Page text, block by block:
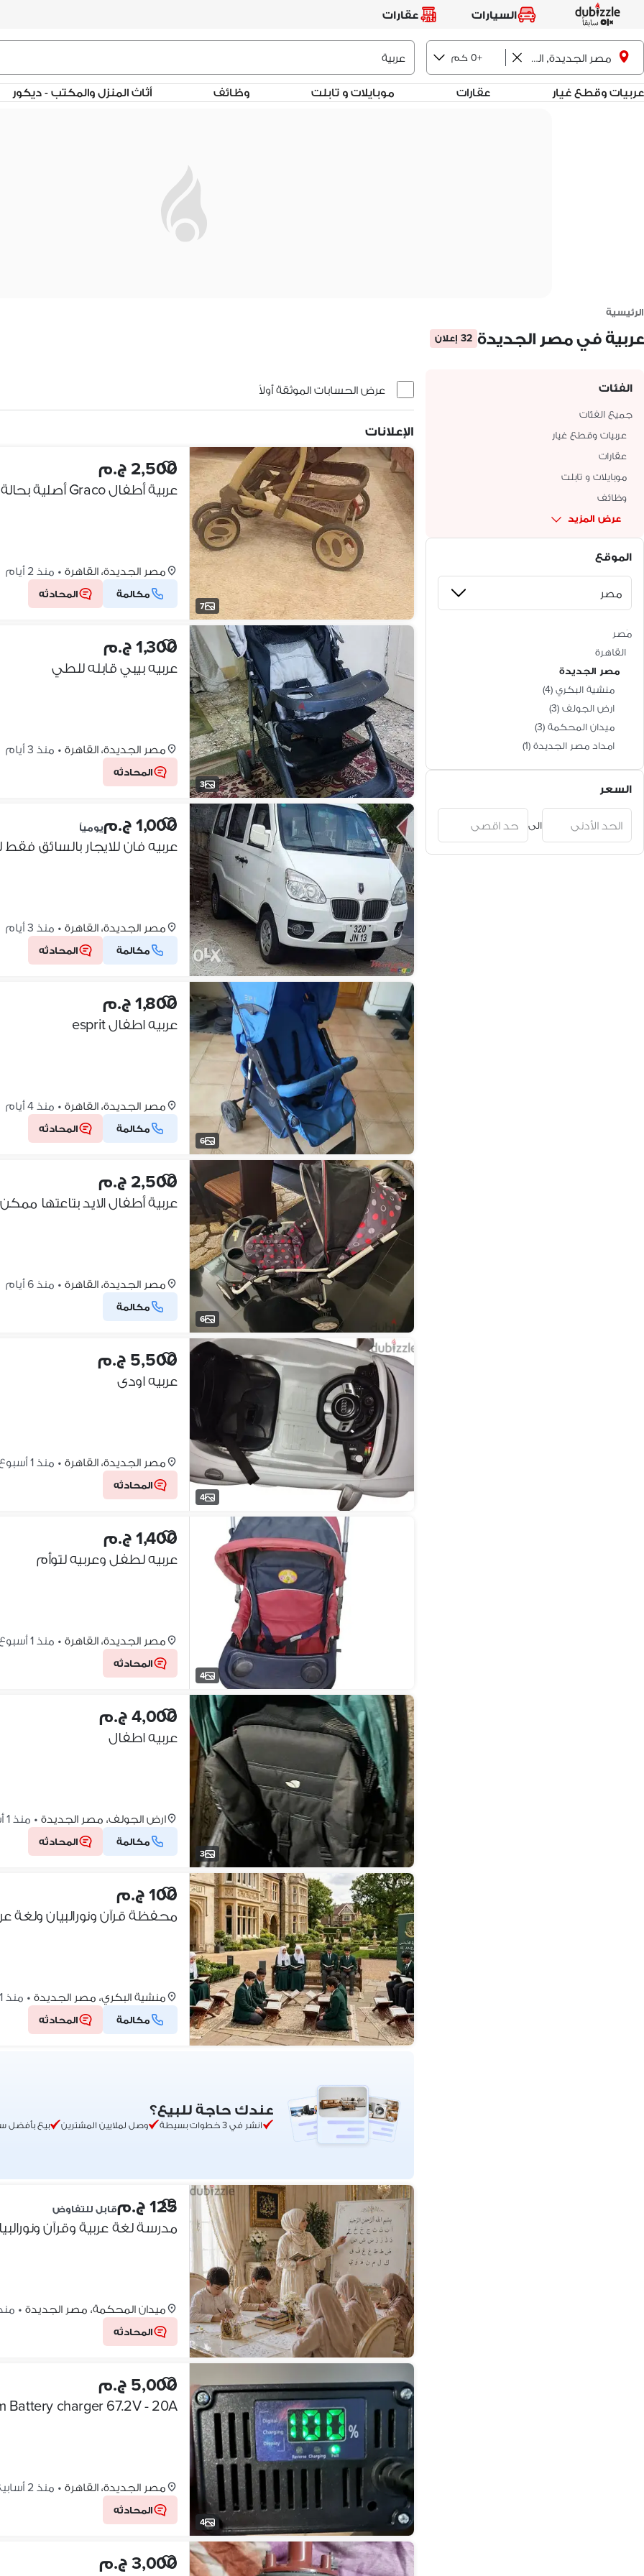
السيارات عقارات
مصر الجديدة, القاهرة +0 كم
عربيات وقطع غيار عقارات موبايلات و تابلت وظائف أثاث المنزل والمكتب - ديكور
الرئيسية
عربية في مصر الجديدة 32 إعلان
الفئات
جميع الفئات
عربيات وقطع غيار
عقارات
موبايلات و تابلت
وظائف
عرض المزيد
الموقع
مَصر
القاهرة
مصر الجديدة
منشية البكري (
4
)
ارض الجولف (
3
)
ميدان المحكمة (
3
)
امداد مصر الجديدة (
1
)
السعر
الى
عرض الحسابات الموثقة أولاً
الإعلانات
7
2,500 ج.م
عربية أطفال Graco أصلية بحالة ممتازة
مصر الجديدة، القاهرة • منذ 2 أيام
مكالمة المحادثه
3
1,300 ج.م
عربيه بيبي قابله للطي
مصر الجديدة، القاهرة • منذ 3 أيام
المحادثه
1,000 ج.م يومياً
عربيه فان للايجار بالسائق
مصر الجديدة، القاهرة • منذ 3 أيام
مكالمة المحادثه
6
1,800 ج.م
عربيه اطفال esprit
مصر الجديدة، القاهرة • منذ 4 أيام
مكالمة المحادثه
6
2,500 ج.م
عربية أطفال الايد بتاعتها ممكن تنعكس و ٣
مصر الجديدة، القاهرة • منذ 6 أيام
مكالمة
4
5,500 ج.م
عربيه اودى
مصر الجديدة، القاهرة • منذ 1 أسبوع
المحادثه
4
1,400 ج.م
عربيه لطفل وعربيه لتوأم
مصر الجديدة، القاهرة • منذ 1 أسبوع
المحادثه
3
4,000 ج.م
عربيه اطفال
ارض الجولف، مصر الجديدة • منذ 1 أسبوع
مكالمة المحادثه
100 ج.م
محفظة قرآن ونورالبيان ولغة
منشية البكري، مصر الجديدة • منذ 1 أسبوع
مكالمة المحادثه
عندك حاجة للبيع؟
انشر في 3 خطوات بسيطة وصل لملايين المشترين بيع بأفضل
125 ج.م قابل للتفاوض
مدرسة لغة عربية وقرآن
ميدان المحكمة، مصر الجديدة • منذ 1
المحادثه
4
5,000 ج.م
Battery charger 67.2V - 20A
مصر الجديدة، القاهرة • منذ 2 أسابيع
المحادثه
3,000 ج.م